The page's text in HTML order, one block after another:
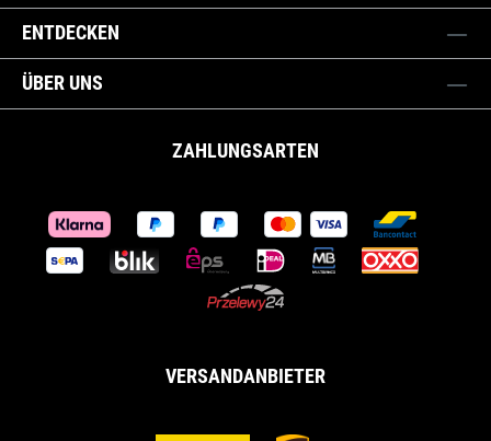
ENTDECKEN
ÜBER UNS
ZAHLUNGSARTEN
VERSANDANBIETER